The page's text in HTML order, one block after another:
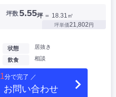
坪数5.55坪 ＝ 18.31㎡
坪単価21,802円
状態 居抜き
飲食 相談
1分で完了 ／
お問い合わせ